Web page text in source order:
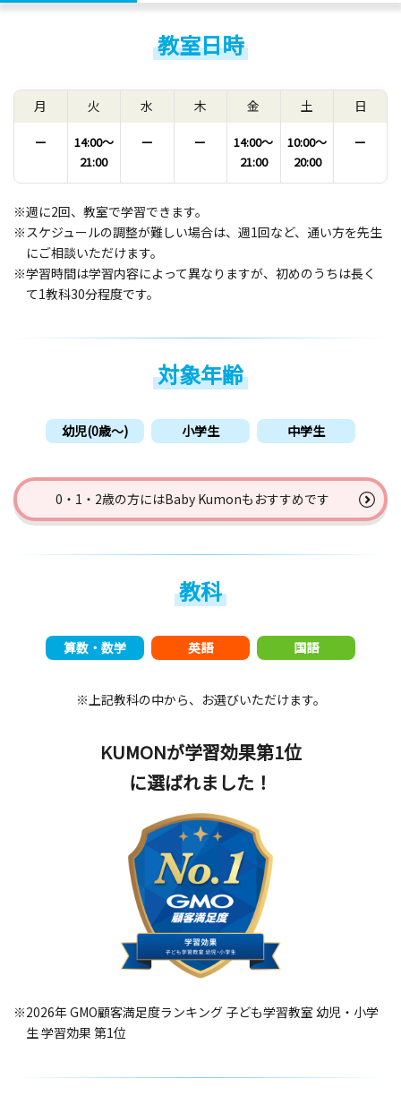
教室日時
月
ー
火
14:00〜
21:00
水
ー
木
ー
金
14:00〜
21:00
土
10:00〜
20:00
日
ー
※週に2回、教室で学習できます。
※スケジュールの調整が難しい場合は、週1回など、通い方を先生
にご相談いただけます。
※学習時間は学習内容によって異なりますが、初めのうちは長く
て1教科30分程度です。
対象年齢
幼児(0歳〜) 小学生 中学生
0・1・2歳の方にはBaby Kumonもおすすめです
教科
算数・数学 英語 国語
※上記教科の中から、お選びいただけます。
KUMONが学習効果第1位
に選ばれました！
※2026年 GMO顧客満足度ランキング 子ども学習教室 幼児・小学
生 学習効果 第1位